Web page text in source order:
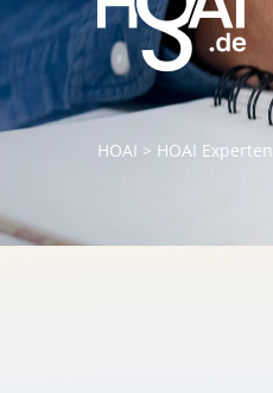
HOAI > HOAI Experten